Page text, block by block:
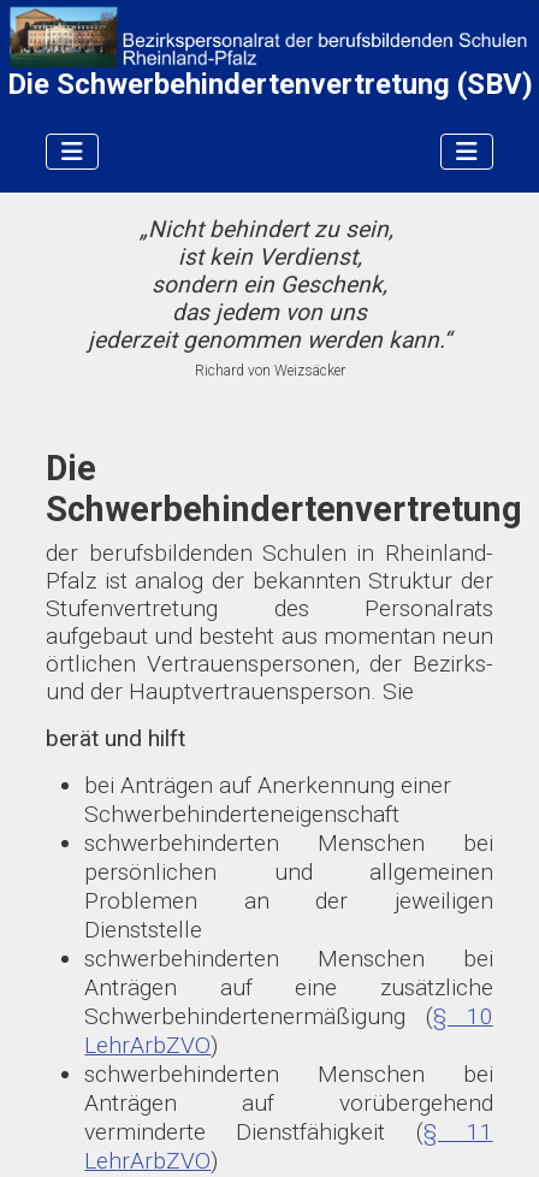
Die Schwerbehindertenvertretung (SBV)
„Nicht behindert zu sein,
ist kein Verdienst,
sondern ein Geschenk,
das jedem von uns
jederzeit genommen werden kann.“
Richard von Weizsäcker
Die
Schwerbehindertenvertretung
der berufsbildenden Schulen in Rheinland-
Pfalz ist analog der bekannten Struktur der
Stufenvertretung des Personalrats
aufgebaut und besteht aus momentan neun
örtlichen Vertrauenspersonen, der Bezirks-
und der Hauptvertrauensperson. Sie
berät und hilft
bei Anträgen auf Anerkennung einer
Schwerbehinderteneigenschaft
schwerbehinderten Menschen bei
persönlichen und allgemeinen
Problemen an der jeweiligen
Dienststelle
schwerbehinderten Menschen bei
Anträgen auf eine zusätzliche
Schwerbehindertenermäßigung (§ 10
LehrArbZVO)
schwerbehinderten Menschen bei
Anträgen auf vorübergehend
verminderte Dienstfähigkeit (§ 11
LehrArbZVO)